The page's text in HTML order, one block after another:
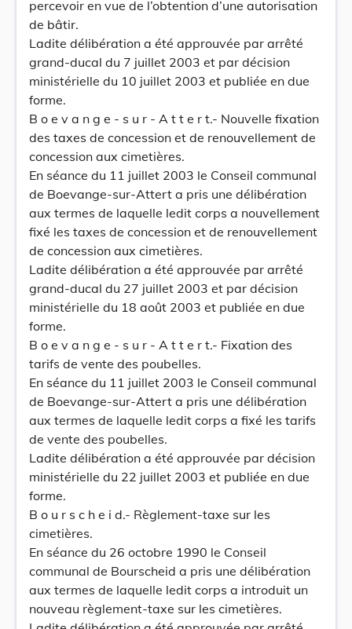
percevoir en vue de l’obtention d’une autorisation
de bâtir.
Ladite délibération a été approuvée par arrêté
grand-ducal du 7 juillet 2003 et par décision
ministérielle du 10 juillet 2003 et publiée en due
forme.
B o e v a n g e - s u r - A t t e r t.- Nouvelle fixation
des taxes de concession et de renouvellement de
concession aux cimetières.
En séance du 11 juillet 2003 le Conseil communal
de Boevange-sur-Attert a pris une délibération
aux termes de laquelle ledit corps a nouvellement
fixé les taxes de concession et de renouvellement
de concession aux cimetières.
Ladite délibération a été approuvée par arrêté
grand-ducal du 27 juillet 2003 et par décision
ministérielle du 18 août 2003 et publiée en due
forme.
B o e v a n g e - s u r - A t t e r t.- Fixation des
tarifs de vente des poubelles.
En séance du 11 juillet 2003 le Conseil communal
de Boevange-sur-Attert a pris une délibération
aux termes de laquelle ledit corps a fixé les tarifs
de vente des poubelles.
Ladite délibération a été approuvée par décision
ministérielle du 22 juillet 2003 et publiée en due
forme.
B o u r s c h e i d.- Règlement-taxe sur les
cimetières.
En séance du 26 octobre 1990 le Conseil
communal de Bourscheid a pris une délibération
aux termes de laquelle ledit corps a introduit un
nouveau règlement-taxe sur les cimetières.